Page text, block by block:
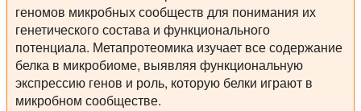
геномов микробных сообществ для понимания их
генетического состава и функционального
потенциала. Метапротеомика изучает все содержание
белка в микробиоме, выявляя функциональную
экспрессию генов и роль, которую белки играют в
микробном сообществе.